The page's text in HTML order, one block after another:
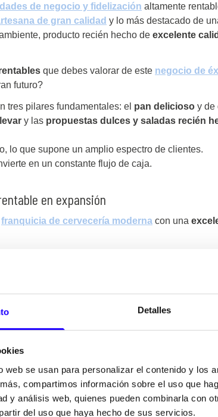
Detalles
web se usan para personalizar el contenido y los
compartimos información sobre el uso que
y análisis web, quienes pueden combinarla con
del uso que haya hecho de sus servicios.
de negocio y fidelización altamente
de gran calidad y lo más destacado de
producto recién hecho de excelente
que debes valorar de este negocio de
futuro?
tres pilares fundamentales: el pan delicioso y de
y las propuestas dulces y saladas recién
lo que supone un amplio espectro de clientes.
en un constante flujo de caja.
en expansión
franquicia de cervecería moderna con una
salidas de ocio y picoteo.
clientes desde el desayuno hasta las copas de la
y el afterwork.
del turista y el cliente local.